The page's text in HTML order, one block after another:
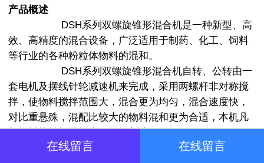
产品概述
DSH系列双螺旋锥形混合机是一种新型、高
效、高精度的混合设备，广泛适用于制药、化工、饲料
等行业的各种粉粒体物料的混和。
DSH系列双螺旋锥形混合机自转、公转由一
套电机及摆线针轮减速机来完成，采用两螺杆非对称搅
拌，使物料搅拌范围大，混合更为均匀，混合速度快，
对比重悬殊，混配比较大的物料混和更为合适，本机凡
在线留言 在线留言